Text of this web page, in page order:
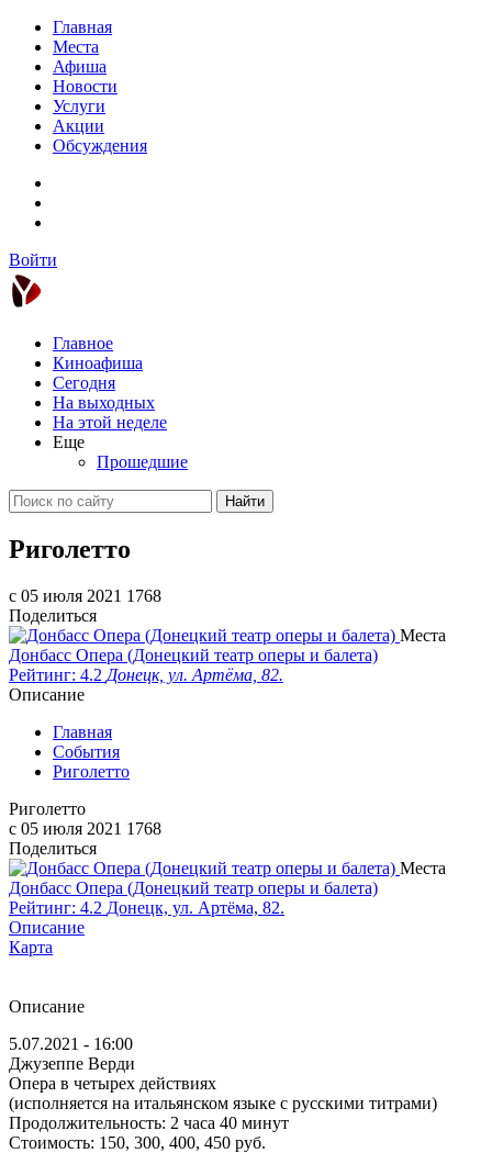
Главная
Места
Афиша
Новости
Услуги
Акции
Обсуждения
Войти
Главное
Киноафиша
Сегодня
На выходных
На этой неделе
Еще
Прошедшие
Найти
Риголетто
c 05 июля 2021 1768
Поделиться
Места
Донбасс Опера (Донецкий театр оперы и балета)
Рейтинг: 4.2 Донецк, ул. Артёма, 82.
Описание
Главная
События
Риголетто
Риголетто
c 05 июля 2021 1768
Поделиться
Места
Донбасс Опера (Донецкий театр оперы и балета)
Рейтинг: 4.2 Донецк, ул. Артёма, 82.
Описание
Карта
Описание
5.07.2021 - 16:00
Джузеппе Верди
Опера в четырех действиях
(исполняется на итальянском языке с русскими титрами)
Продолжительность: 2 часа 40 минут
Стоимость: 150, 300, 400, 450 руб.